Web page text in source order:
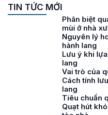
TIN TỨC MỚI
Phân biệt
mùi ở nhà
Nguyên lý
hành lang
Lưu ý khi
lang
Vai trò của
Cách tính
lang
Tiêu chuẩn
Quạt hút